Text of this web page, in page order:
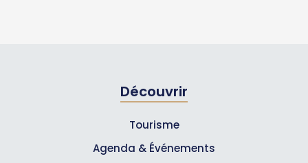
Découvrir
Tourisme
Agenda & Événements